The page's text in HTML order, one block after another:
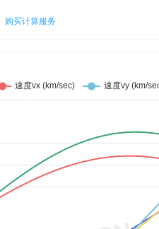
购买计算服务